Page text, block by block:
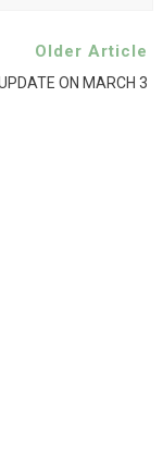
Older Article
ON MARCH 3